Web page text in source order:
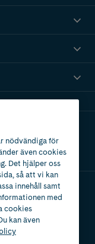
nödvändiga för
även cookies
Det hjälper oss
så att vi kan
innehåll samt
med
cookies
kan även